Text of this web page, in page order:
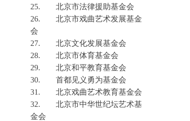
25.
北京市法律援助基金会
26.
北京市戏曲艺术发展基金
会
27.
北京文化发展基金会
28.
北京市体育基金会
29.
北京和平教育基金会
30.
首都见义勇为基金会
31.
北京戏曲艺术教育基金会
32.
北京市中华世纪坛艺术基
金会